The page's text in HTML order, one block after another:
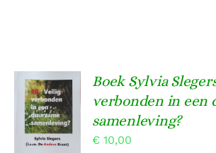
TOEVOEGEN
AAN
WINKELWAGEN
/
DETAILS
Boek Sylvia
verbonden in een
samenleving?
€ 10,00